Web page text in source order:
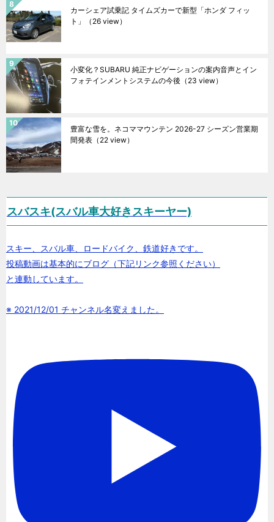
カーシェア試乗記 タイムズカーで新型「ホンダ フィッ
ト」
（26 view）
小変化？SUBARU 純正ナビゲーションの案内音声とイン
フォテインメントシステムの今後 （23 view）
豊富な雪を。ネコママウンテン 2026-27 シーズン営業期
間発表 （22 view）
スバスキ(スバル車大好きスキーヤー)
スキー、スバル車、ロードバイク、鉄道好きです。
投稿動画は基本的にブログ（下記リンク参照ください）
と連動しています。
※ 2021/12/01 チャンネル名変えました。